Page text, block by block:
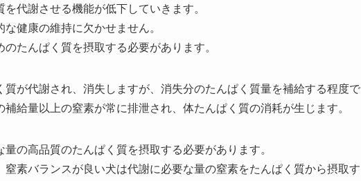
代謝させる機能が低下していきます。
健康の維持に欠かせません。
たんぱく質を摂取する必要があります。
が代謝され、消失しますが、消失分のたんぱく質量を補給する程度で
給量以上の窒素が常に排泄され、体たんぱく質の消耗が生じます。
の高品質のたんぱく質を摂取する必要があります。
素バランスが良い犬は代謝に必要な量の窒素をたんぱく質から摂取す